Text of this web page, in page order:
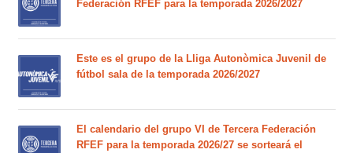
Federación RFEF para la temporada 2026/2027
Este es el grupo de la Lliga Autonòmica Juvenil de
fútbol sala de la temporada 2026/2027
El calendario del grupo VI de Tercera Federación
RFEF para la temporada 2026/27 se sorteará el